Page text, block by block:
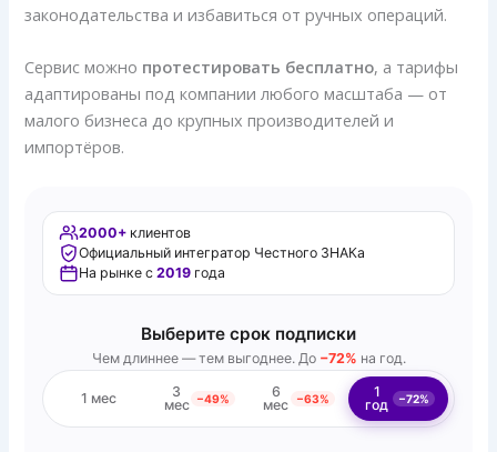
законодательства и избавиться от ручных операций.
Сервис можно протестировать бесплатно, а тарифы
адаптированы под компании любого масштаба — от
малого бизнеса до крупных производителей и
импортёров.
2000+ клиентов
Официальный интегратор Честного ЗНАКа
На рынке с2019 года
Выберите срок подписки
Чем длиннее — тем выгоднее. До −72% на год.
1 мес
3
мес
−49%
6
мес
−63%
1
год
−72%